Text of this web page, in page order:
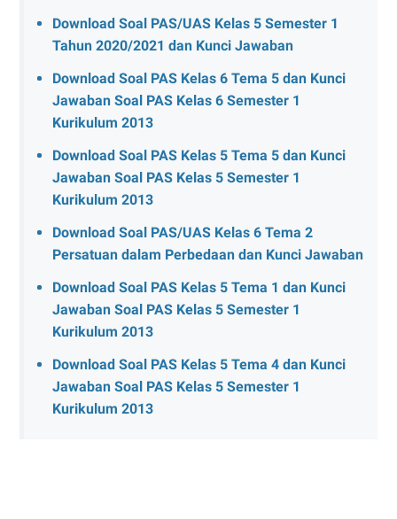
Download Soal PAS/UAS Kelas 5 Semester 1
Tahun 2020/2021 dan Kunci Jawaban
Download Soal PAS Kelas 6 Tema 5 dan Kunci
Jawaban Soal PAS Kelas 6 Semester 1
Kurikulum 2013
Download Soal PAS Kelas 5 Tema 5 dan Kunci
Jawaban Soal PAS Kelas 5 Semester 1
Kurikulum 2013
Download Soal PAS/UAS Kelas 6 Tema 2
Persatuan dalam Perbedaan dan Kunci Jawaban
Download Soal PAS Kelas 5 Tema 1 dan Kunci
Jawaban Soal PAS Kelas 5 Semester 1
Kurikulum 2013
Download Soal PAS Kelas 5 Tema 4 dan Kunci
Jawaban Soal PAS Kelas 5 Semester 1
Kurikulum 2013